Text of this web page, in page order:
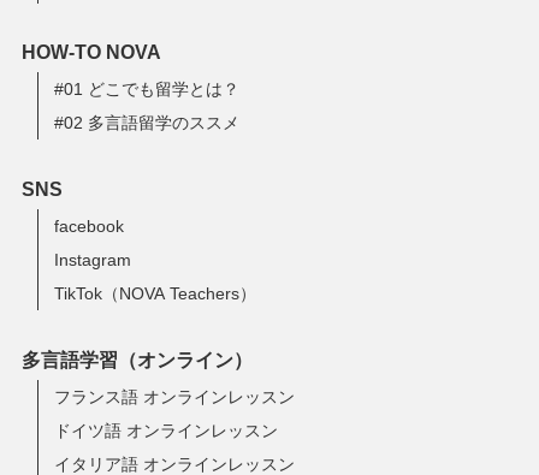
HOW-TO NOVA
#01 どこでも留学とは？
#02 多言語留学のススメ
SNS
facebook
Instagram
TikTok（NOVA Teachers）
多言語学習（オンライン）
フランス語 オンラインレッスン
ドイツ語 オンラインレッスン
イタリア語 オンラインレッスン